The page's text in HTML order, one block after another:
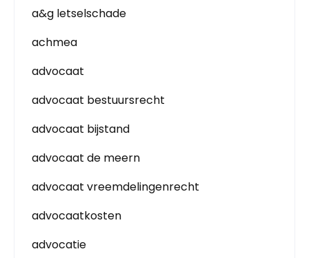
a&g letselschade
achmea
advocaat
advocaat bestuursrecht
advocaat bijstand
advocaat de meern
advocaat vreemdelingenrecht
advocaatkosten
advocatie